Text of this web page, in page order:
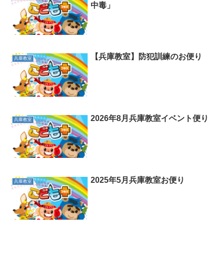
中毒」
兵庫教室 【兵庫教室】防犯訓練のお便り
兵庫教室 2026年8月兵庫教室イベント便り
兵庫教室 2025年5月兵庫教室お便り